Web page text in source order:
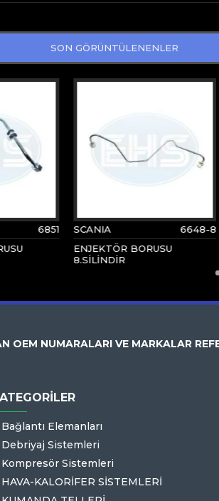
SON GÖRÜNTÜLENENLER
6851
SCANIA
6648-8
ENJEKTÖR BORUSU
8.SİLİNDİR
OEM NUMARALARI VE MARKALAR
Bağlantı Elemanları
Debriyaj Sistemleri
Kompresör Sistemleri
HAVA-KALORİFER SİSTEMLERİ